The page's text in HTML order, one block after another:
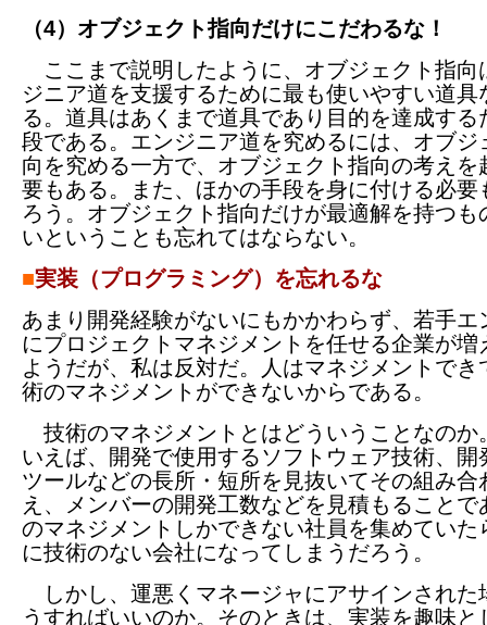
（4）オブジェクト指向だけにこだわるな！
ここまで説明したように、オブジェクト指向
ジニア道を支援するために最も使いやすい道具
る。道具はあくまで道具であり目的を達成する
段である。エンジニア道を究めるには、オブジ
向を究める一方で、オブジェクト指向の考えを
要もある。また、ほかの手段を身に付ける必要
ろう。オブジェクト指向だけが最適解を持つも
いということも忘れてはならない。
■実装（プログラミング）を忘れるな
あまり開発経験がないにもかかわらず、若手エ
にプロジェクトマネジメントを任せる企業が増
ようだが、私は反対だ。人はマネジメントでき
術のマネジメントができないからである。
技術のマネジメントとはどういうことなのか
いえば、開発で使用するソフトウェア技術、開
ツールなどの長所・短所を見抜いてその組み合
え、メンバーの開発工数などを見積もることで
のマネジメントしかできない社員を集めていた
に技術のない会社になってしまうだろう。
しかし、運悪くマネージャにアサインされた
うすればいいのか。そのときは、実装を趣味と